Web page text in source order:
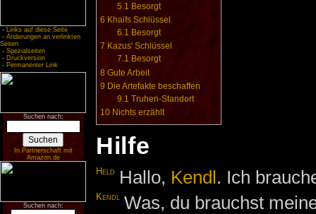
- Links auf diese Seite
- Änderungen an verlinkten
Seiten
- Spezialseiten
- Druckversion
- Permanenter Link
Suchen nach:
In Partnerschaft mit
Amazon.de
Suchen nach:
5.1 Besorgt
6 Khaifs Schlüssel
6.1 Besorgt
7 Kazus' Schlüssel
7.1 Besorgt
8 Gute Arbeit
9 Die Artefakte beschaffen
9.1 Truhen-Standort
10 Nichts erzählt
Hilfe
Held Hallo, Kendl. Ich
Kendl
Was, du brauchst